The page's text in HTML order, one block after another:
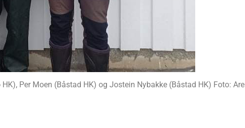
Per Moen (Båstad HK) og Jostein Nybakke (Båstad HK) Foto: Are